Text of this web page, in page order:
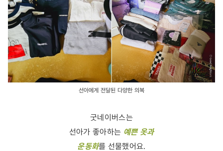
선아에게 전달된 다양한 의복
굿네이버스는
선아가 좋아하는 예쁜 옷과
운동화를 선물했어요.